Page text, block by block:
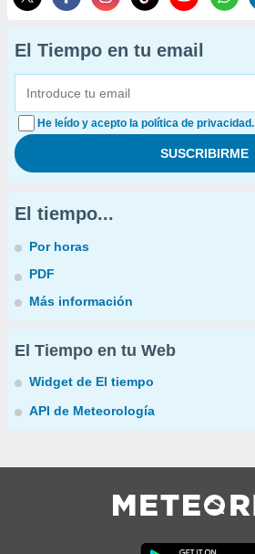
El Tiempo en tu email
He leído y acepto la política de privacidad.
El tiempo...
Por horas
PDF
Más información
El Tiempo en tu Web
Widget de El tiempo
API de Meteorología